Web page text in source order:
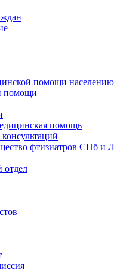
помощи населению
помощи
помощь
фтизиатров СПб и
отдел